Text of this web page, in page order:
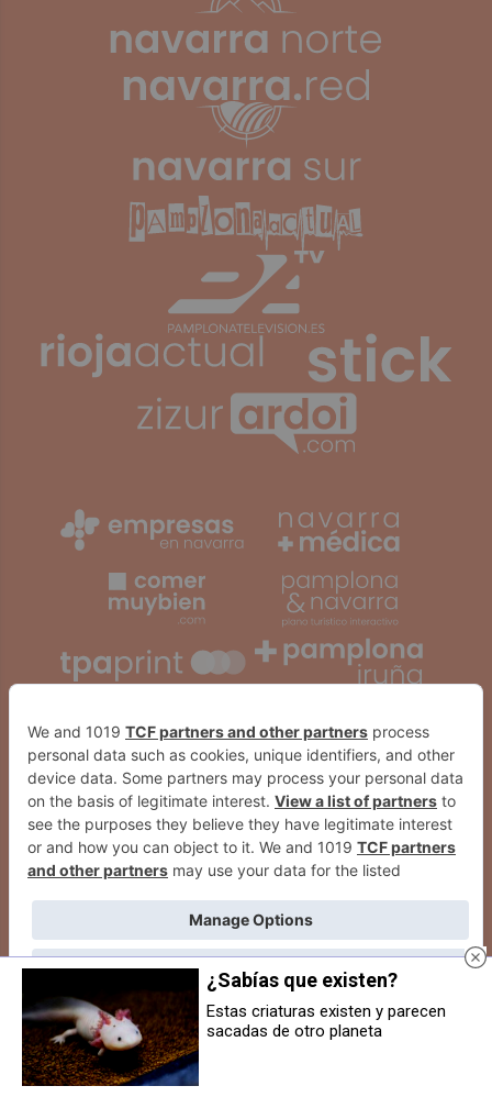
2026© Grupo Comunikaze
Dos menores de 14 años queman
una parcela en Sarriguren
Sarriguren despedirá sus fiestas
¿Sabías que existen?
Estas criaturas existen y parecen
sacadas de otro planeta